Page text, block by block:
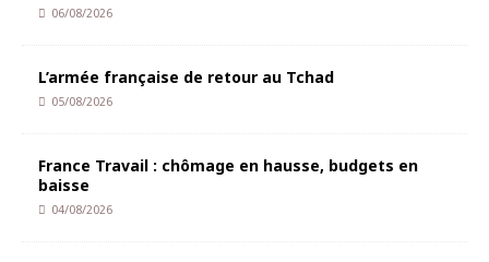
06/08/2026
L’armée française de retour au Tchad
05/08/2026
France Travail : chômage en hausse, budgets en
baisse
04/08/2026